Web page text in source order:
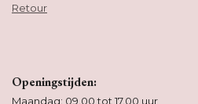
Retour
Openingstijden:
Maandag: 09.00 tot 17.00 uur